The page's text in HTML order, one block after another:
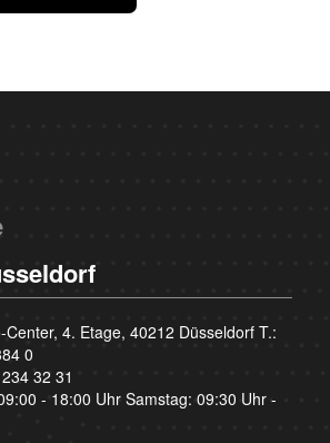
Center, 4. Etage, 40212 Düsseldorf T.:
0
32 31
- 18:00 Uhr Samstag: 09:30 Uhr -